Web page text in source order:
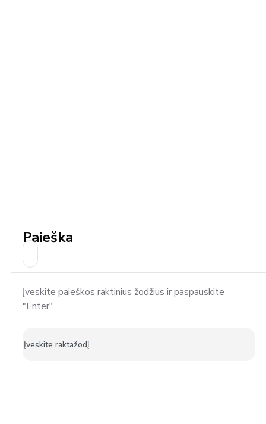
Paieška
Įveskite paieškos raktinius žodžius ir paspauskite
"Enter"